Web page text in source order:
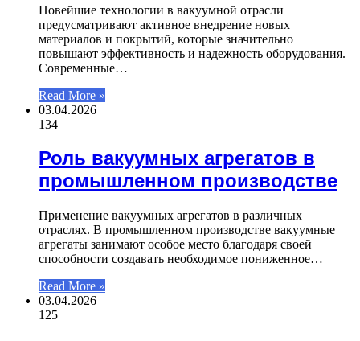
Новейшие технологии в вакуумной отрасли
предусматривают активное внедрение новых
материалов и покрытий, которые значительно
повышают эффективность и надежность оборудования.
Современные…
Read More »
03.04.2026
134
Роль вакуумных агрегатов в
промышленном производстве
Применение вакуумных агрегатов в различных
отраслях. В промышленном производстве вакуумные
агрегаты занимают особое место благодаря своей
способности создавать необходимое пониженное…
Read More »
03.04.2026
125